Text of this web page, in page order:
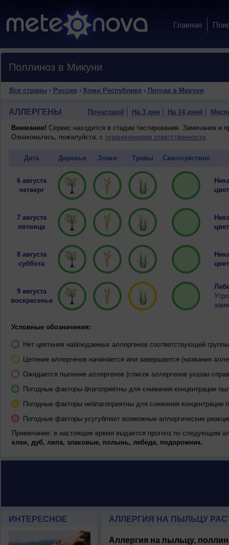
Главная
Поллиноз в Микуни
Все страны › Россия › Коми Республика› Погода в Микуни
АЛЛЕРГЕНЫ Почасовой На 3 дня На 14 дней
Внимание! Сервис находится в стадии тестирования. Замечания и
Ознакомьтесь, пожалуйста, с ограничениями ответственности.
Дата Деревья Злаки Травы Самочувствие
6 августа
четверг
7 августа
пятница
8 августа
суббота
9 августа
воскресенье
Условные обозначения:
Нет цветения наблюдаемых аллергенов соответствующей
Цетение аллергенов начинается или завершается (названия
Ожидается пыление аллергенов (список аллергенов указан
Погодные факторы благоприятны для снижения концентрации
Погодные факторы неблагоприятны для снижения концентрации
Погодные факторы усугубляют возможные аллергические
Примечание: в настоящее время выдается прогноз по следующим
клен, дуб, липа, злаковые, полынь, лебеда, подорожник.
ИНТЕРЕСНОЕ АЛЛЕРГИЯ НА ПЫЛЬЦУ
Аллергия на пыльцу,